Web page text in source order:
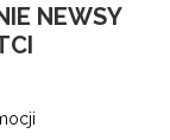
NEWSY